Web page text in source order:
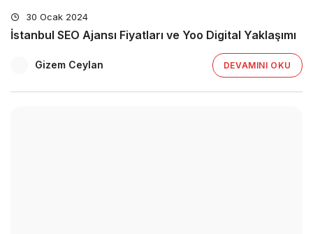
30 Ocak 2024
İstanbul SEO Ajansı Fiyatları ve Yoo Digital Yaklaşımı
Gizem Ceylan DEVAMINI OKU